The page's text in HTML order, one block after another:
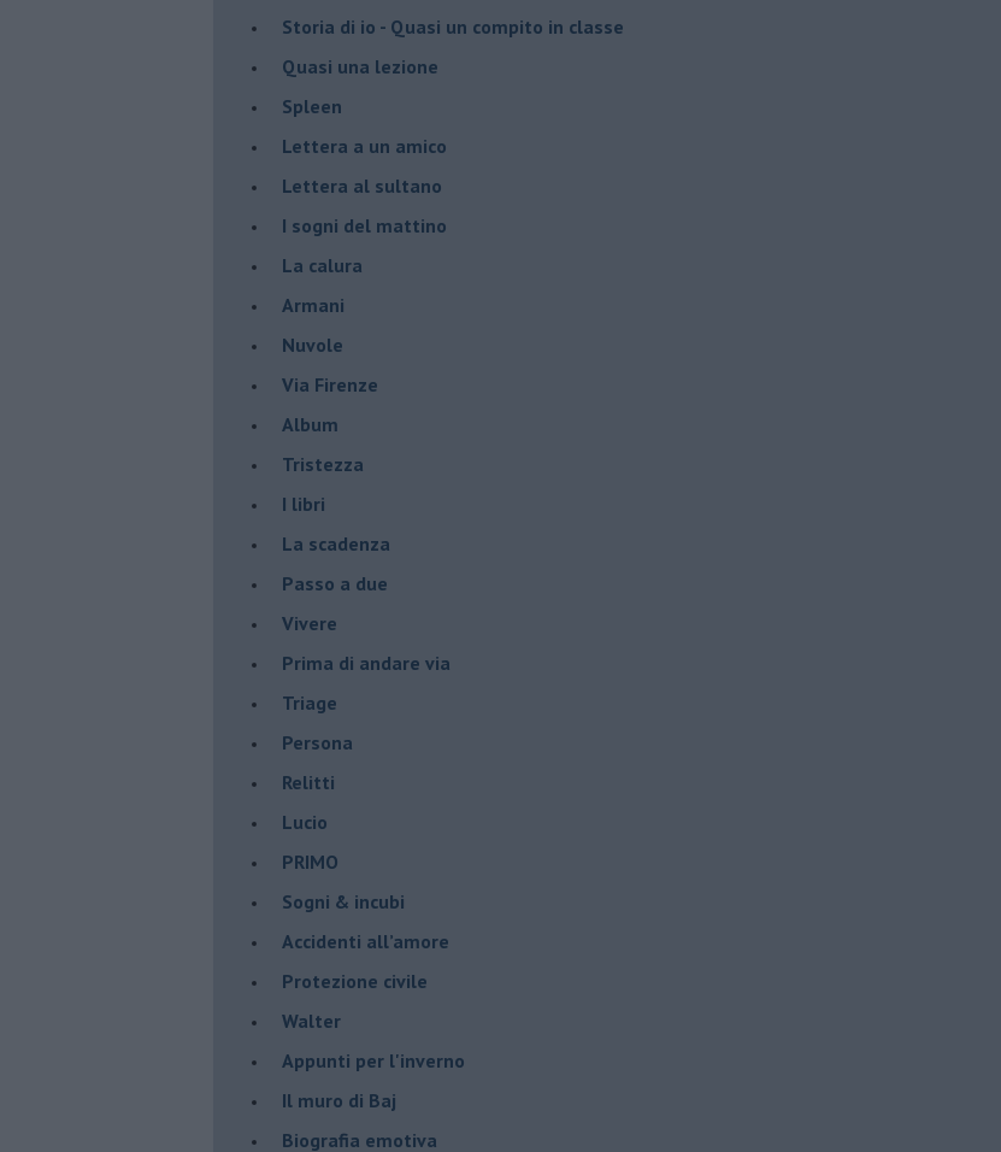
Storia di io - Quasi un compito in classe
Quasi una lezione
Spleen
Lettera a un amico
Lettera al sultano
I sogni del mattino
La calura
Armani
Nuvole
Via Firenze
Album
Tristezza
I libri
La scadenza
Passo a due
Vivere
Prima di andare via
Triage
Persona
Relitti
Lucio
PRIMO
Sogni & incubi
Accidenti all’amore
Protezione civile
Walter
Appunti per l'inverno
Il muro di Baj
Biografia emotiva